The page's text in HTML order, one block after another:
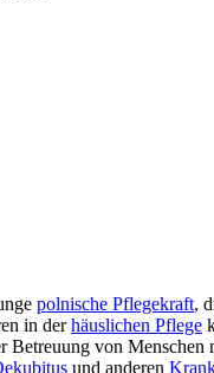
polnische Pflegekraft,
in derhäuslichen Pflege
Betreuung von Menschen
und anderen